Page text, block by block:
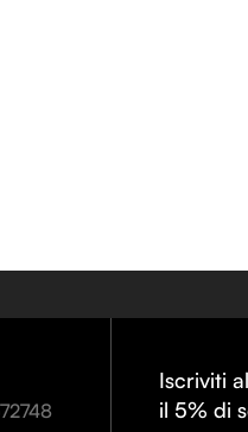
Iscriviti
il 5% di